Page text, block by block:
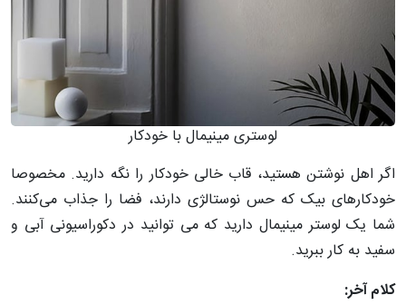
لوستری مینیمال با خودکار
اگر اهل نوشتن هستید، قاب خالی خودکار را نگه دارید. مخصوصا
خودکارهای بیک که حس نوستالژی دارند، فضا را جذاب می‌کنند.
شما یک لوستر مینیمال دارید که می توانید در دکوراسیونی آبی و
سفید به کار ببرید.
کلام آخر: